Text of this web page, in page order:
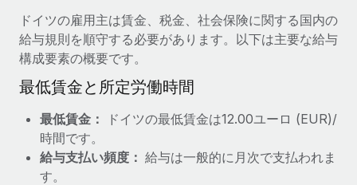
デバイス管理
ITデバイスを世界規模で提供・管理
法人設立
法令順守した法人をスピーディに設立
移住・転勤
従業員の異動をスムーズに
グローバル給与処理
EORおよびPEO
税務
ブログを読む
ドイツの雇用主は賃金、税金、社会保険に関する国内の
給与規則を順守する必要があります。以下は主要な給与
構成要素の概要です。
最低賃金と所定労働時間
最低賃金：
ドイツの最低賃金は12.00ユーロ (EUR)/
時間です。
給与支払い頻度： 給与は一般的に月次で支払われま
す。